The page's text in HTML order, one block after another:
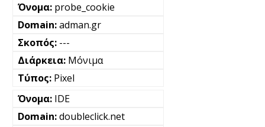
probe_cookie
adman.gr
---
Μόνιμα
Pixel
IDE
doubleclick.net